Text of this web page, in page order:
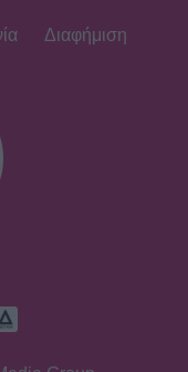
Διαφήμιση